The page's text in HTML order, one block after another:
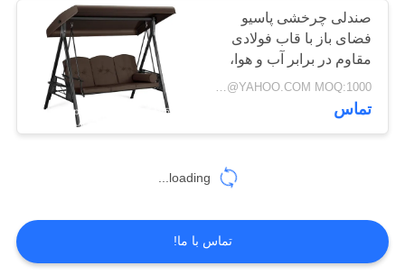
کارخانه
کنترل
کیفیت
ما
تماس
محصولات باغگاهی
عرضه BAGEASE
تولید
تولیدات کمپینگ
صندلی چرخشی پاسیو
فضای باز با قاب فولادی
مقاوم در برابر آب و هوا،
سایبان قابل تنظیم، کوسن
و بالش قابل جابجایی
Negotiable BAGPLASTICS@YAHOO.COM MOQ:1000 قطعه اسکایپ: mydearneil
تماس
loading...
تماس با ما!